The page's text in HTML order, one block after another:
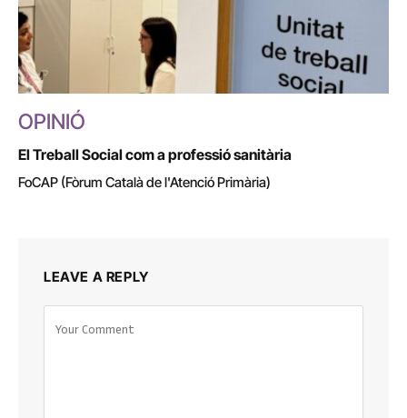
OPINIÓ
El Treball Social com a professió sanitària
FoCAP (Fòrum Català de l'Atenció Primària)
LEAVE A REPLY